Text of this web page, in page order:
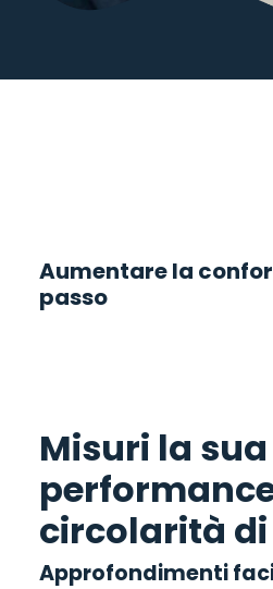
Aumentare la
passo
Misuri la sua
circolarità di
Approfondimenti